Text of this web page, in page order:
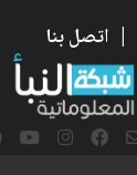
| اتصل بنا